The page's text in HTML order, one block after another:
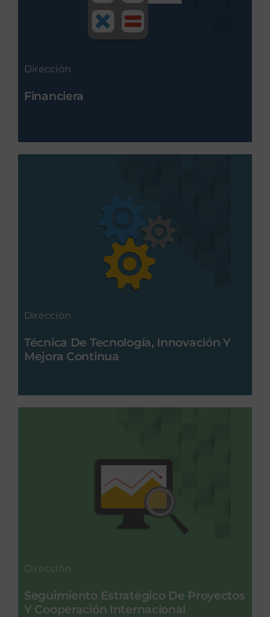
Dirección
Financiera
Dirección
Técnica De Tecnología, Innovación Y
Mejora Continua
Dirección
Seguimiento Estratégico De Proyectos
Y Cooperación Internacional